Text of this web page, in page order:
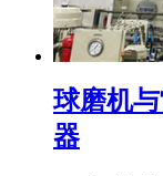
球磨机
器